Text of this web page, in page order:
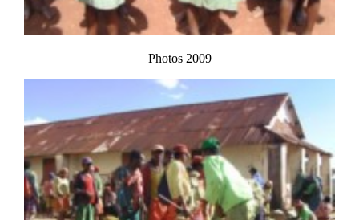
Photos 2009